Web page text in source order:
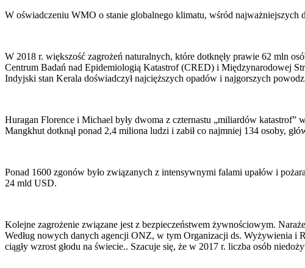
W oświadczeniu WMO o stanie globalnego klimatu, wśród najważniejszych
W 2018 r. większość zagrożeń naturalnych, które dotknęły prawie 62 mln
Centrum Badań nad Epidemiologią Katastrof (CRED) i Międzynarodowej
Indyjski stan Kerala doświadczył najcięższych opadów i najgorszych
Huragan Florence i Michael były dwoma z czternastu „miliardów
Mangkhut dotknął ponad 2,4 miliona ludzi i zabił co najmniej 134 osoby,
Ponad 1600 zgonów było związanych z intensywnymi falami upałów i
24 mld USD.
Kolejne zagrożenie związane jest z bezpieczeństwem żywnościowym.
Według nowych danych agencji ONZ, w tym Organizacji ds. Wyżywienia
ciągły wzrost głodu na świecie.. Szacuje się, że w 2017 r. liczba osób